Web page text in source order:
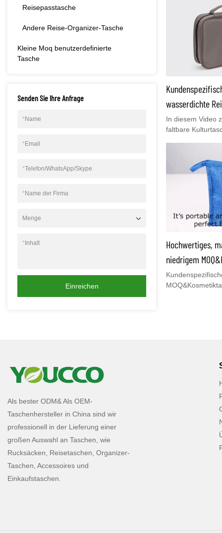
Reisepasstasche
Andere Reise-Organizer-Tasche
Kleine Moq benutzerdefinierte
Tasche
Senden Sie Ihre Anfrage
*Name
*Email
*Telefon/WhatsApp/Skype
*Name der Firma
Menge
* Inhalt
Einreichen
getragen
eine kostenlose
wasserdichte
Kulturbeutel-
In diesem Video
faltbare
gefaltet werden
stecken.Für
Bitte
Hochwertiges,
niedrigem
alle Hersteller |
dieser
Großhandel ist
Toilettenartikel
Als bester ODM& Als OEM-
Taschenhersteller in China sind wir
professionell in der Lieferung einer
großen Auswahl an Taschen, wie
Rucksäcken, Reisetaschen, Organizer-
Taschen, Accessoires und
Einkaufstaschen.